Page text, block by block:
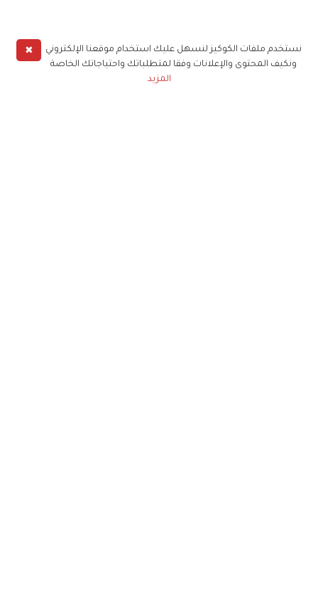
✖
نستخدم ملفات الكوكيز لنسهل عليك استخدام موقعنا الإلكتروني
ونكيف المحتوى والإعلانات وفقا لمتطلباتك واحتياجاتك الخاصة
المزيد